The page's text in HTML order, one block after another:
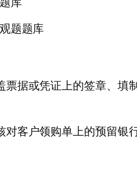
题题库
据或凭证上的签章、填制
客户领购单上的预留